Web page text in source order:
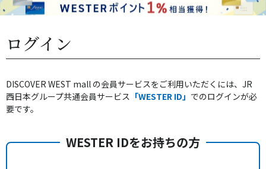
ログイン
DISCOVER WEST mall の会員サービスをご利用いただくには、JR
西日本グループ共通会員サービス 「WESTER ID」 でのログインが必
要です。
WESTER IDをお持ちの方